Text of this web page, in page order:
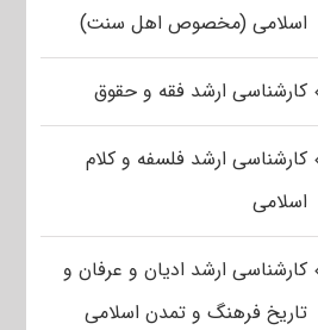
اسلامی (مخصوص اهل سنت)
کارشناسی ارشد فقه و حقوق
کارشناسی ارشد فلسفه و کلام
اسلامی
کارشناسی ارشد ادیان و عرفان و
تاریخ فرهنگ و تمدن اسلامی